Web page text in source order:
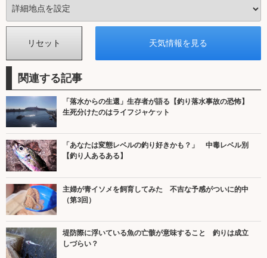
関連する記事
「落水からの生還」生存者が語る【釣り落水事故の恐怖】
生死分けたのはライフジャケット
「あなたは変態レベルの釣り好きかも？」 中毒レベル別
【釣り人あるある】
主婦が青イソメを飼育してみた 不吉な予感がついに的中
（第3回）
堤防際に浮いている魚の亡骸が意味すること 釣りは成立
しづらい？